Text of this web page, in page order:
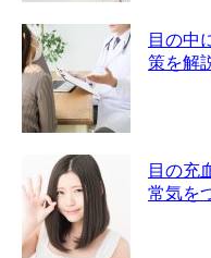
目の中
策を解
目の充
常気を